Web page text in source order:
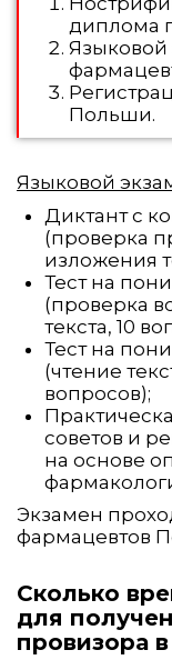
диплома
Языковой
Польши.
Языковой
Диктант с
(проверка
изложения
Тест на
(проверка
текста, 10
Тест на
(чтение
вопросов);
советов и
на основе
Экзамен
фармацевтов
Сколько
для
провизора